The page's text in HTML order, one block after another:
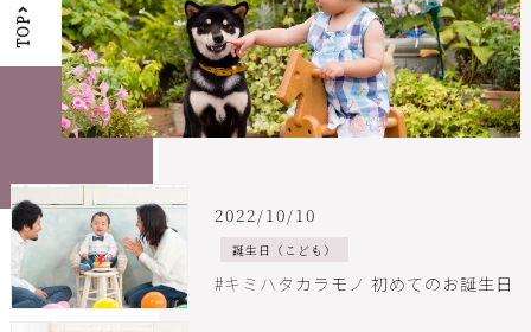
TOP
2022/10/10
誕生日（こども）
#キミハタカラモノ 初めてのお誕生日